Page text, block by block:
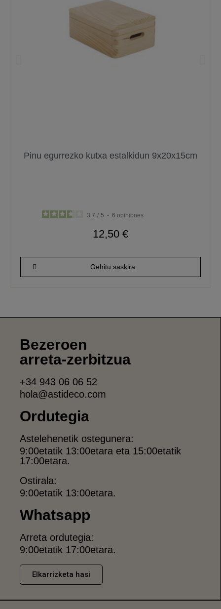
Pinu egurrezko kutxa estalkidun 9x20x15cm
3.7 / 5 - 6 opiniones
12,50 €
Gehitu saskira
Bezeroen
arreta-zerbitzua
+34 943 06 06 52
hola@astideco.com
Ordutegia
Astelehenetik ostegunera:
9:00etatik 13:00etara eta 15:00etatik
17:00etara.
Ostirala:
9:00etatik 13:00etara.
Whatsapp
Arreta ordutegia:
9:00etatik 17:00etara.
Elkarrizketa hasi